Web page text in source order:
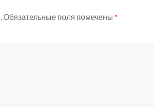
Обязательные поля помечены *